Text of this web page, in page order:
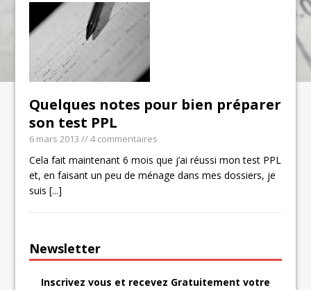
Quelques notes pour bien préparer
son test PPL
6 mars 2013 // 4 commentaires
Cela fait maintenant 6 mois que j’ai réussi mon test PPL
et, en faisant un peu de ménage dans mes dossiers, je
suis[...]
Newsletter
Inscrivez vous et recevez Gratuitement votre